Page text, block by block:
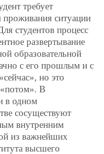
требует
проживания ситуации
студентов процесс
развертывание
образовательной
с его прошлым и с
но это
«потом». В
в одном
сосуществуют
внутренним
из важнейших
высшего